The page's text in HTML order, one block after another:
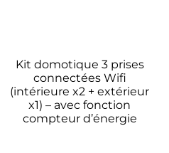
Kit domotique 3 prises
connectées Wifi
(intérieure x2 + extérieur
x1) – avec fonction
compteur d’énergie